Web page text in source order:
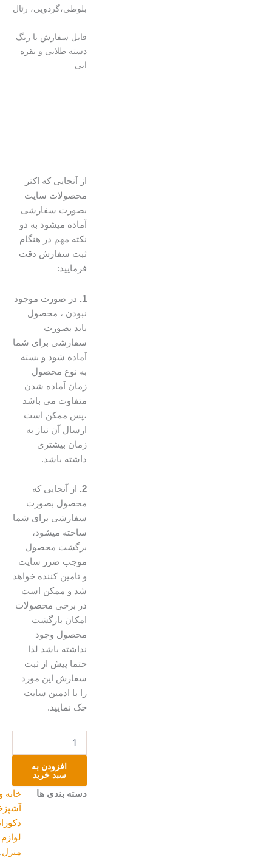
بلوطی،گردویی، رئال
قابل سفارش با رنگ
دسته طلایی و نقره
از آنجایی که اکثر
محصولات سایت
بصورت سفارشی
آماده میشود به دو
نکته مهم در هنگام
ثبت سفارش دقت
فرمایید:
در صورت موجود
نبودن ، محصول
باید بصورت
سفارشی برای شما
آماده شود و بسته
به نوع محصول
زمان آماده شدن
متفاوت می باشد
،پس ممکن است
ارسال آن نیاز به
زمان بیشتری
داشته باشد.
از آنجایی که
محصول بصورت
سفارشی برای شما
ساخته میشود،
برگشت محصول
موجب ضرر سایت
و تامین کننده خواهد
شد و ممکن است
در برخی محصولات
امکان بازگشت
محصول وجود
نداشته باشد لذا
حتما پیش از ثبت
سفارش این مورد
را با ادمین سایت
چک نمایید.
صدفی
افزودن به
سبد خرید
دسته بندی ها
خانه و
آشپزخانه ,
دکوراتیو و
لوازم
منزل,